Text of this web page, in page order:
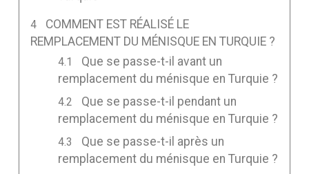
COMMENT EST RÉALISÉ LE
REMPLACEMENT DU MÉNISQUE EN TURQUIE ?
Que se passe-t-il avant un
remplacement du ménisque en Turquie ?
Que se passe-t-il pendant un
remplacement du ménisque en Turquie ?
Que se passe-t-il après un
remplacement du ménisque en Turquie ?